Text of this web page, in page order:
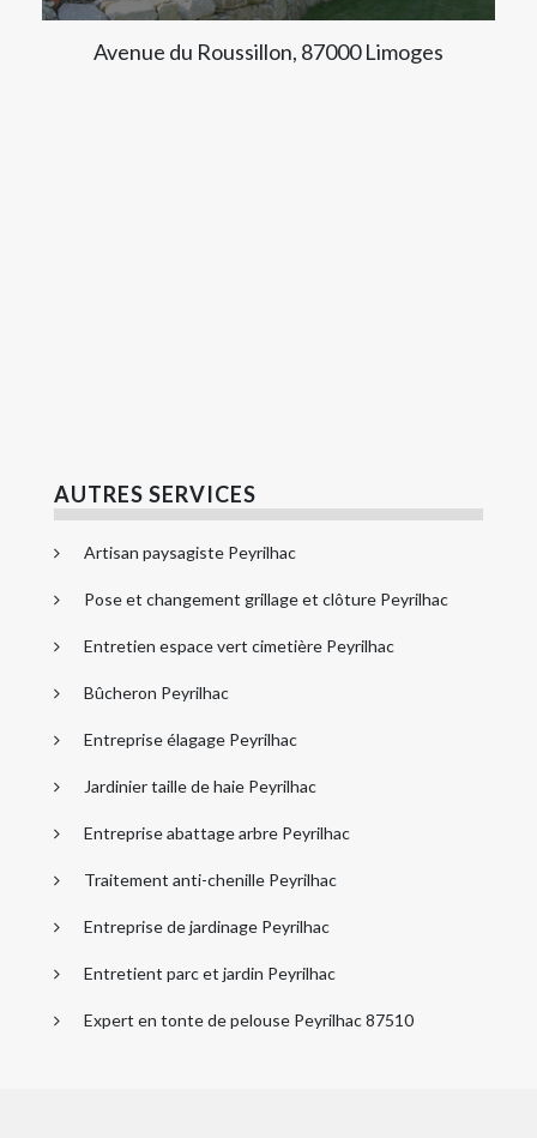
Avenue du Roussillon, 87000 Limoges
AUTRES SERVICES
Artisan paysagiste Peyrilhac
Pose et changement grillage et clôture Peyrilhac
Entretien espace vert cimetière Peyrilhac
Bûcheron Peyrilhac
Entreprise élagage Peyrilhac
Jardinier taille de haie Peyrilhac
Entreprise abattage arbre Peyrilhac
Traitement anti-chenille Peyrilhac
Entreprise de jardinage Peyrilhac
Entretient parc et jardin Peyrilhac
Expert en tonte de pelouse Peyrilhac 87510